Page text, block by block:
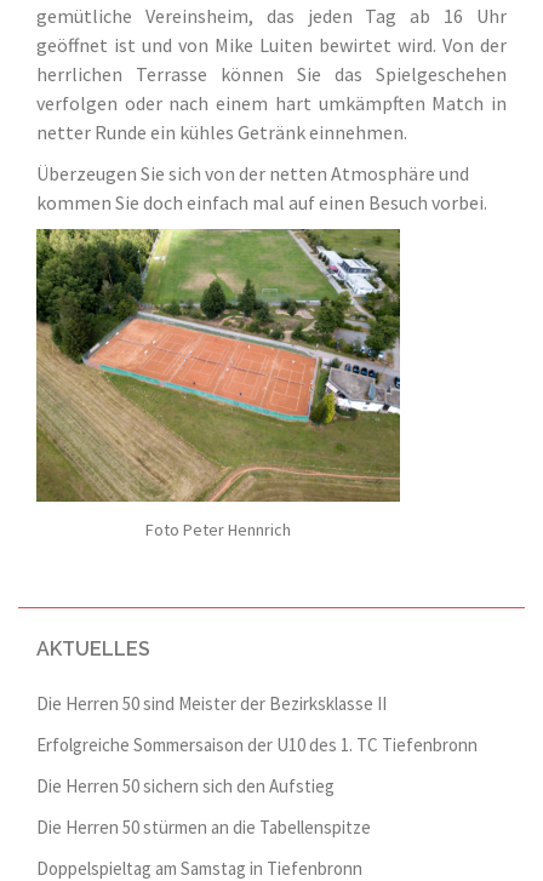
gemütliche Vereinsheim, das jeden Tag ab 16 Uhr
geöffnet ist und von Mike Luiten bewirtet wird. Von der
herrlichen Terrasse können Sie das Spielgeschehen
verfolgen oder nach einem hart umkämpften Match in
netter Runde ein kühles Getränk einnehmen.
Überzeugen Sie sich von der netten Atmosphäre und
kommen Sie doch einfach mal auf einen Besuch vorbei.
Foto Peter Hennrich
AKTUELLES
Die Herren 50 sind Meister der Bezirksklasse II
Erfolgreiche Sommersaison der U10 des 1. TC Tiefenbronn
Die Herren 50 sichern sich den Aufstieg
Die Herren 50 stürmen an die Tabellenspitze
Doppelspieltag am Samstag in Tiefenbronn